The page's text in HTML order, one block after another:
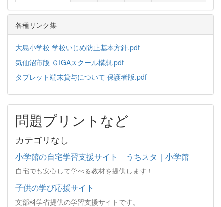
各種リンク集
大島小学校 学校いじめ防止基本方針.pdf
気仙沼市版 ＧIGAスクール構想.pdf
タブレット端末貸与について 保護者版.pdf
問題プリントなど
カテゴリなし
小学館の自宅学習支援サイト うちスタ｜小学館
自宅でも安心して学べる教材を提供します！
子供の学び応援サイト
文部科学省提供の学習支援サイトです。